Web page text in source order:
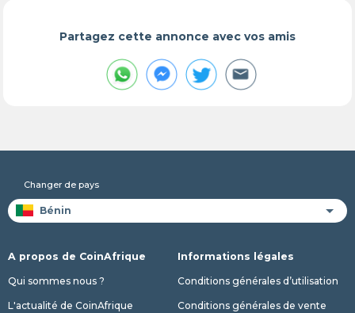
Partagez cette annonce avec vos amis
Changer de pays
A propos de CoinAfrique
Qui sommes nous ?
L'actualité de CoinAfrique
Informations légales
Conditions générales d’utilisation
Conditions générales de vente